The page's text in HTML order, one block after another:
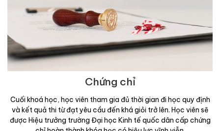
Chứng chỉ
Cuối khoá học, học viên tham gia đủ thời gian đi học quy định
và kết quả thi từ đạt yêu cầu đến khá giỏi trở lên. Học viên sẽ
được Hiệu trưởng trường Đại học Kinh tế quốc dân cấp chứng